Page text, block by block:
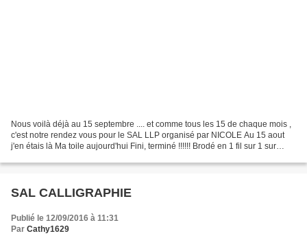
Nous voilà déjà au 15 septembre .... et comme tous les 15 de chaque mois ,
c'est notre rendez vous pour le SAL LLP organisé par NICOLE Au 15 aout
j'en étais là Ma toile aujourd'hui Fini, terminé !!!!!! Brodé en 1 fil sur 1 sur
SAL CALLIGRAPHIE
Publié le 12/09/2016 à 11:31
Par Cathy1629